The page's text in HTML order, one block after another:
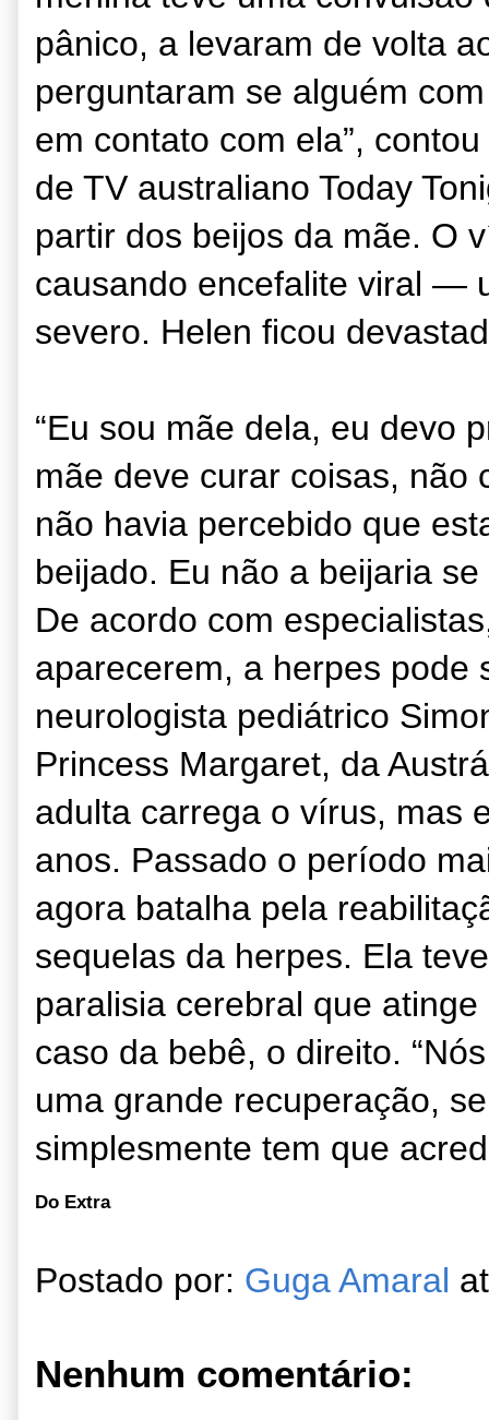
pânico, a levaram de volta
perguntaram se alguém
em contato com ela”,
de TV australiano Today
partir dos beijos da mãe. O
causando encefalite viral —
severo. Helen ficou
“Eu sou mãe dela, eu devo
mãe deve curar coisas, não
não havia percebido que
beijado. Eu não a beijaria
De acordo com
aparecerem, a herpes pode
neurologista pediátrico
Princess Margaret, da
adulta carrega o vírus, mas
anos. Passado o período
agora batalha pela
sequelas da herpes. Ela
paralisia cerebral que
caso da bebê, o direito.
uma grande recuperação,
simplesmente tem que
Do Extra
Postado por: Guga Amaral
Nenhum comentário: